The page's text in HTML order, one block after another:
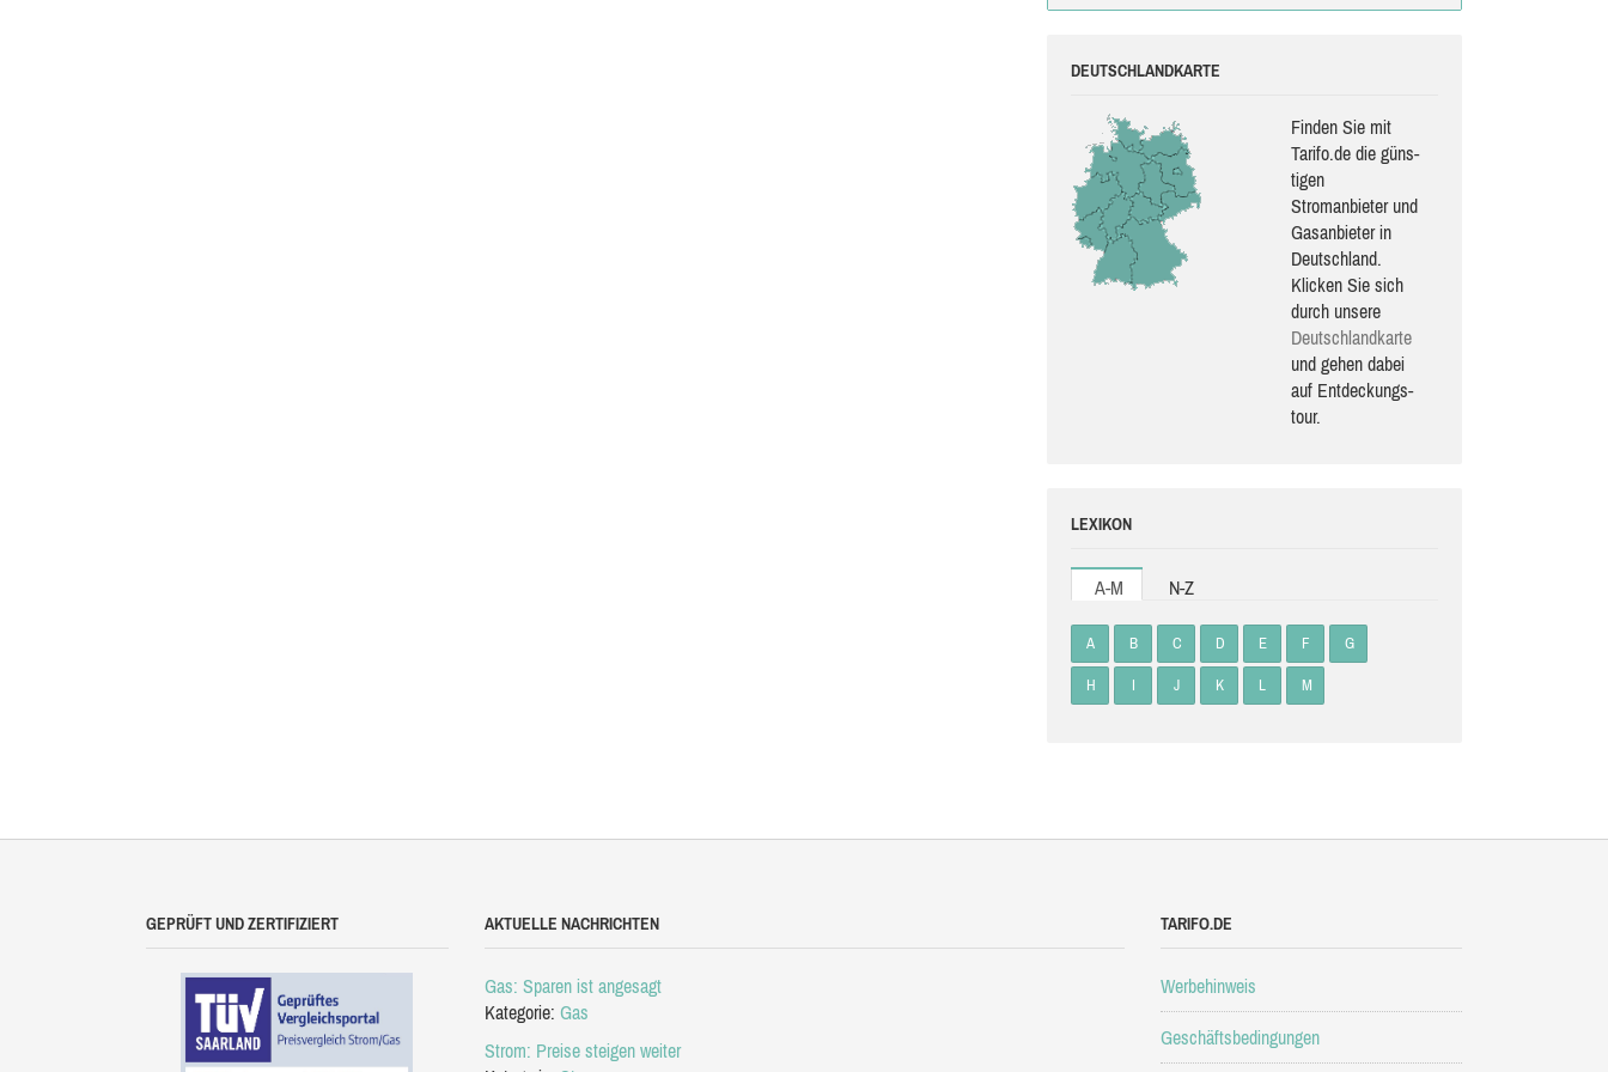
DEUTSCHLANDKARTE
Finden Sie mit
Tarifo.de die güns­
ti­gen
Stromanbieter und
Gasanbieter in
Deutschland.
Klicken Sie sich
durch unsere
Deutsch­land­karte
und gehen dabei
auf Ent­de­ckungs­
tour.
LEXIKON
A-M N-Z
A B C D E F G
H I J K L M
GEPRÜFT UND ZERTIFIZIERT AKTUELLE NACHRICHTEN
Gas: Sparen ist angesagt
Kategorie: Gas
Strom: Preise steigen weiter
TARIFO.DE
Werbehinweis
Geschäftsbedingungen